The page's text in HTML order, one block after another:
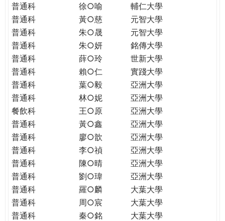
普通科
徐○喻
輔仁大學
普通科
黃○慈
元智大學
普通科
朱○晟
元智大學
普通科
朱○妍
銘傳大學
普通科
薛○玲
世新大學
普通科
賴○仁
實踐大學
普通科
葉○毅
亞洲大學
普通科
林○妮
亞洲大學
餐飲科
王○原
亞洲大學
普通科
黃○鑫
亞洲大學
普通科
廖○歆
亞洲大學
普通科
李○禎
亞洲大學
普通科
陳○晴
亞洲大學
普通科
劉○瑋
亞洲大學
普通科
羅○麟
大葉大學
普通科
周○宸
大葉大學
普通科
秦○銘
大葉大學